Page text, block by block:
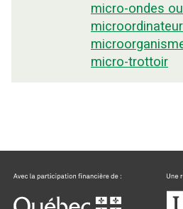
micro-ondes
micro-trottoir